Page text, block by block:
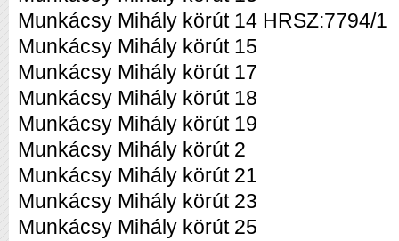
Munkácsy Mihály körút 14 HRSZ:7794/1
Munkácsy Mihály körút 15
Munkácsy Mihály körút 17
Munkácsy Mihály körút 18
Munkácsy Mihály körút 19
Munkácsy Mihály körút 2
Munkácsy Mihály körút 21
Munkácsy Mihály körút 23
Munkácsy Mihály körút 25